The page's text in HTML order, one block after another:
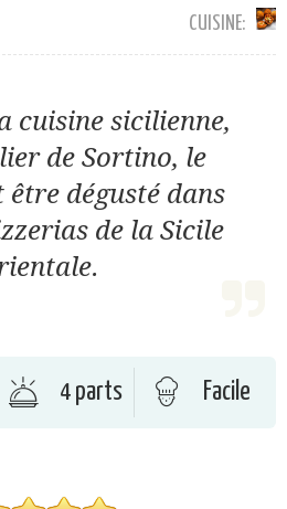
CUISINE:
cuisine sicilienne,
de Sortino, le
dégusté dans
de la Sicile
4 parts Facile